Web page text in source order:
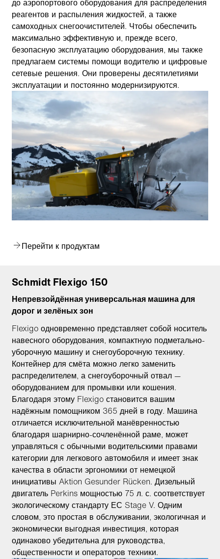
реагентов и распыления жидкостей, а также
самоходных снегоочистителей. Чтобы обеспечить
максимально эффективную и, прежде всего,
безопасную эксплуатацию оборудования, мы также
предлагаем системы помощи водителю и цифровые
сетевые решения. Они проверены десятилетиями
эксплуатации и постоянно модернизируются.
Перейти к продуктам
Schmidt Flexigo 150
Непревзойдённая универсальная машина для
дорог и зелёных зон
Flexigo одновременно представляет собой носитель
навесного оборудования, компактную подметально-
уборочную машину и снегоуборочную технику.
Контейнер для смёта можно легко заменить
распределителем, а снегоуборочный отвал —
оборудованием для промывки или кошения.
Благодаря этому Flexigo становится вашим
надёжным помощником 365 дней в году. Машина
отличается исключительной манёвренностью
благодаря шарнирно-сочленённой раме, может
управляться с обычными водительскими правами
категории для легкового автомобиля и имеет знак
качества в области эргономики от немецкой
инициативы Aktion Gesunder Rücken. Дизельный
двигатель Perkins мощностью 75 л. с. соответствует
экологическому стандарту ЕС Stage V. Одним
словом, это простая в обслуживании, экологичная и
экономически выгодная инвестиция, которая
одинаково убедительна для руководства,
общественности и операторов техники.